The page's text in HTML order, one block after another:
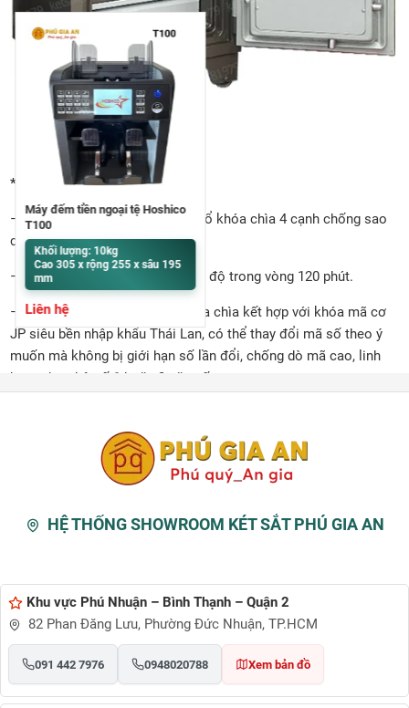
* Tính năng
– An toàn: Két được trang bị 01 ổ khóa chìa 4 cạnh chống sao
chép + 01 khóa mã cơ
– Đúc đặc chống cháy hơn 1000 độ trong vòng 120 phút.
– Bảo mật chống trộm: Với khóa chìa kết hợp với khóa mã cơ
JP siêu bền nhập khẩu Thái Lan, có thể thay đổi mã số theo ý
muốn mà không bị giới hạn số lần đổi, chống dò mã cao, linh
hoạt chọn bộ số 1 hoặc 3 cặp số
Mở két: Mở khóa chìa + mở mã cơ + nhấc tay nắm mở két.
Đóng két: cầm tay nắm đẩy đóng cửa + xoay trái ổ khóa chìa.
* Sản phẩm gồm:
– Cây đổi mã
– Hướng dẫn sử dụng
– Phiếu bảo hành
Máy đếm tiền ngoại tệ Hoshico
T100
Khối lượng: 10kg
Cao 305 x rộng 255 x sâu 195
mm
Liên hệ
HỆ THỐNG SHOWROOM KÉT SẮT PHÚ GIA AN
Khu vực Phú Nhuận – Bình Thạnh – Quận 2
82 Phan Đăng Lưu, Phường Đức Nhuận, TP.HCM
091 442 7976 0948020788 Xem bản đồ